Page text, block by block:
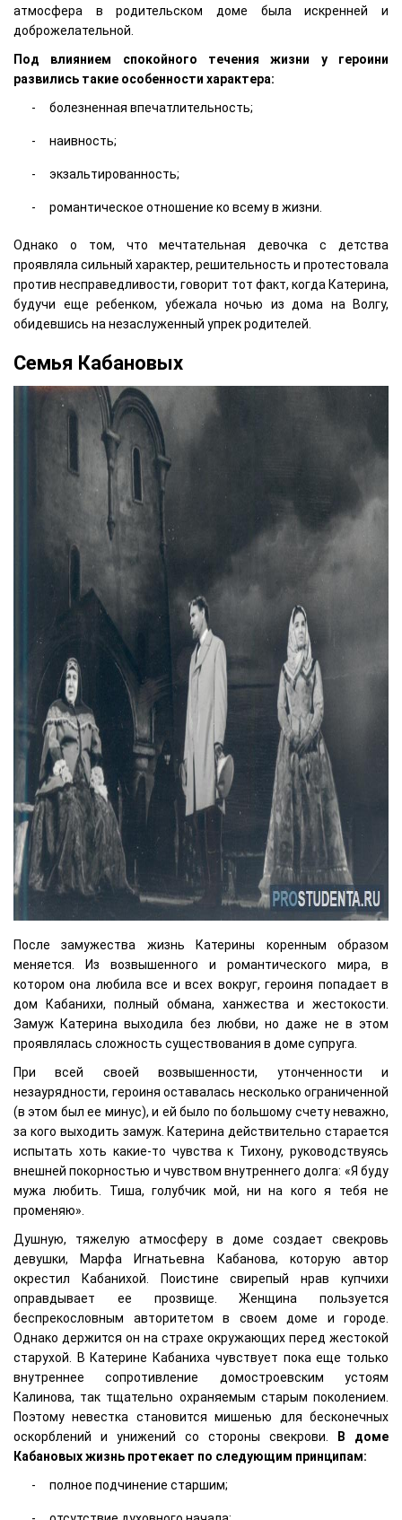
атмосфера в родительском доме была искренней и
доброжелательной.
Под влиянием спокойного течения жизни у героини
развились такие особенности характера:
болезненная впечатлительность;
наивность;
экзальтированность;
романтическое отношение ко всему в жизни.
Однако о том, что мечтательная девочка с детства
проявляла сильный характер, решительность и протестовала
против несправедливости, говорит тот факт, когда Катерина,
будучи еще ребенком, убежала ночью из дома на Волгу,
обидевшись на незаслуженный упрек родителей.
Семья Кабановых
После замужества жизнь Катерины коренным образом
меняется. Из возвышенного и романтического мира, в
котором она любила все и всех вокруг, героиня попадает в
дом Кабанихи, полный обмана, ханжества и жестокости.
Замуж Катерина выходила без любви, но даже не в этом
проявлялась сложность существования в доме супруга.
При всей своей возвышенности, утонченности и
незаурядности, героиня оставалась несколько ограниченной
(в этом был ее минус), и ей было по большому счету неважно,
за кого выходить замуж. Катерина действительно старается
испытать хоть какие-то чувства к Тихону, руководствуясь
внешней покорностью и чувством внутреннего долга: «Я буду
мужа любить. Тиша, голубчик мой, ни на кого я тебя не
променяю».
Душную, тяжелую атмосферу в доме создает свекровь
девушки, Марфа Игнатьевна Кабанова, которую автор
окрестил Кабанихой. Поистине свирепый нрав купчихи
оправдывает ее прозвище. Женщина пользуется
беспрекословным авторитетом в своем доме и городе.
Однако держится он на страхе окружающих перед жестокой
старухой. В Катерине Кабаниха чувствует пока еще только
внутреннее сопротивление домостроевским устоям
Калинова, так тщательно охраняемым старым поколением.
Поэтому невестка становится мишенью для бесконечных
оскорблений и унижений со стороны свекрови.
В доме
Кабановых жизнь протекает по следующим принципам:
полное подчинение старшим;